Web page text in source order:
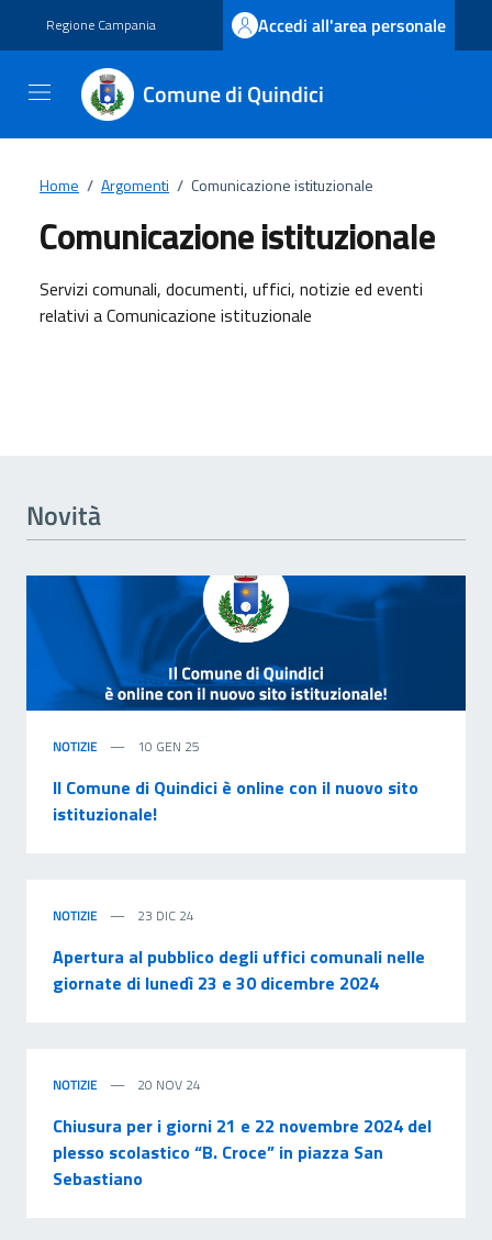
Regione Campania Accedi all'area personale
Comune di Quindici
Home / Argomenti / Comunicazione istituzionale
Comunicazione istituzionale
Dettagli dell'argomento
Servizi comunali, documenti, uffici, notizie ed eventi
relativi a Comunicazione istituzionale
Novità
NOTIZIE 10 GEN 25
Il Comune di Quindici è online con il nuovo sito
istituzionale!
NOTIZIE 23 DIC 24
Apertura al pubblico degli uffici comunali nelle
giornate di lunedì 23 e 30 dicembre 2024
NOTIZIE 20 NOV 24
Chiusura per i giorni 21 e 22 novembre 2024 del
plesso scolastico “B. Croce” in piazza San
Sebastiano